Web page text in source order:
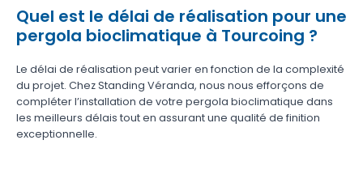
Quel est le délai de réalisation pour une
pergola bioclimatique à Tourcoing ?
Le délai de réalisation peut varier en fonction de la complexité
du projet. Chez Standing Véranda, nous nous efforçons de
compléter l’installation de votre pergola bioclimatique dans
les meilleurs délais tout en assurant une qualité de finition
exceptionnelle.